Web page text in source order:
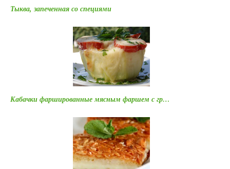
Тыква, запеченная со специями
Кабачки фаршированные мясным фаршем с гр…